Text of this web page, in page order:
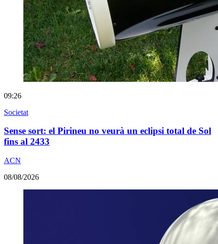
09:26
Societat
Sense sort: el Pirineu no veurà un eclipsi total de Sol
fins al 2433
ACN
08/08/2026